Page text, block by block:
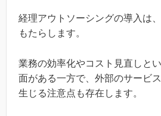
経理アウトソーシングの導入は
もたらします。
業務の効率化やコスト見直しと
面がある一方で、外部のサービ
生じる注意点も存在します。